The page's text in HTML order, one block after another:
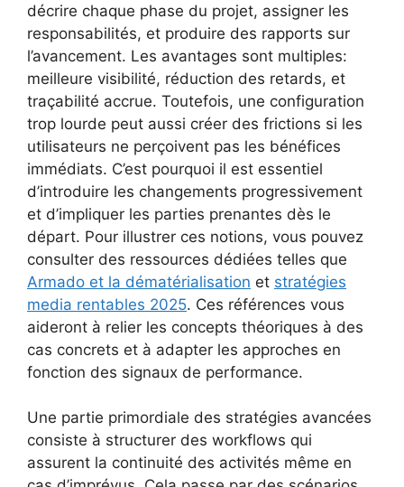
décrire chaque phase du projet, assigner les
responsabilités, et produire des rapports sur
l’avancement. Les avantages sont multiples:
meilleure visibilité, réduction des retards, et
traçabilité accrue. Toutefois, une configuration
trop lourde peut aussi créer des frictions si les
utilisateurs ne perçoivent pas les bénéfices
immédiats. C’est pourquoi il est essentiel
d’introduire les changements progressivement
et d’impliquer les parties prenantes dès le
départ. Pour illustrer ces notions, vous pouvez
consulter des ressources dédiées telles que
Armado et la dématérialisation et stratégies
media rentables 2025. Ces références vous
aideront à relier les concepts théoriques à des
cas concrets et à adapter les approches en
fonction des signaux de performance.
Une partie primordiale des stratégies avancées
consiste à structurer des workflows qui
assurent la continuité des activités même en